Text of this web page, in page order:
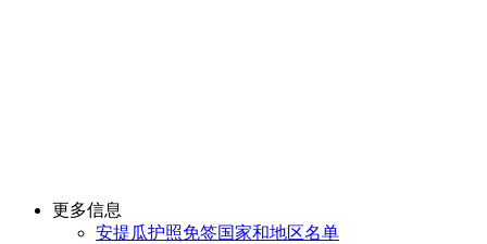
更多信息
安提瓜护照免签国家和地区名单